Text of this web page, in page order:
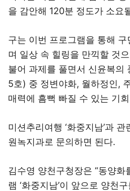
을 감안해 120분 정도가 소요
구는 이번 프로그램을 통해
며 일상 속 힐링을 만끽할 것
불어 과제를 풀면서 신윤복의
5호) 중 정변야화, 월하정인,
매력에 흠뻑 빠질 수 있는 기
미션추리여행 ‘화중지남’과
원녹지과로 문의하면 된다.
김수영 양천구청장은 “동양화
램 ‘화중지남’이 앞으로 양천